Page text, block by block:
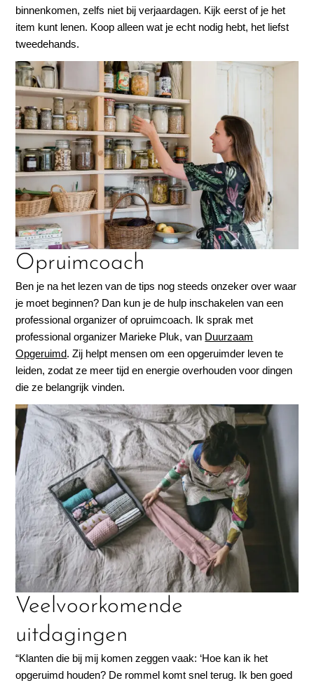
binnenkomen, zelfs niet bij verjaardagen. Kijk eerst of je het
item kunt lenen. Koop alleen wat je echt nodig hebt, het liefst
tweedehands.
Opruimcoach
Ben je na het lezen van de tips nog steeds onzeker over waar
je moet beginnen? Dan kun je de hulp inschakelen van een
professional organizer of opruimcoach. Ik sprak met
professional organizer Marieke Pluk, van Duurzaam
Opgeruimd. Zij helpt mensen om een opgeruimder leven te
leiden, zodat ze meer tijd en energie overhouden voor dingen
die ze belangrijk vinden.
Veelvoorkomende
uitdagingen
“Klanten die bij mij komen zeggen vaak: ‘Hoe kan ik het
opgeruimd houden? De rommel komt snel terug. Ik ben goed